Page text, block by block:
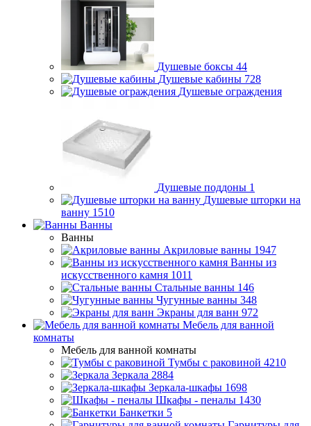
Душевые боксы 44
Душевые кабины 728
Душевые ограждения
Душевые поддоны 1
Душевые шторки на
ванну 1510
Ванны
Ванны
Акриловые ванны 1947
Ванны из
искусственного камня 1011
Стальные ванны 146
Чугунные ванны 348
Экраны для ванн 972
Мебель для ванной
комнаты
Мебель для ванной комнаты
Тумбы с раковиной 4210
Зеркала 2884
Зеркала-шкафы 1698
Шкафы - пеналы 1430
Банкетки 5